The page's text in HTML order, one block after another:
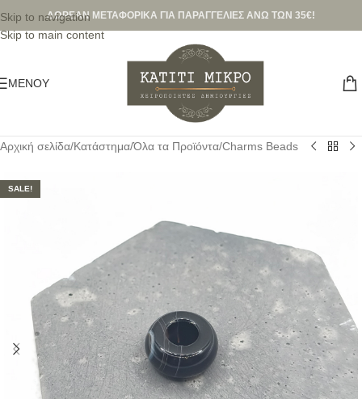
Skip to navigation
Skip to main content
ΔΩΡΕΑΝ ΜΕΤΑΦΟΡΙΚΑ ΓΙΑ ΠΑΡΑΓΓΕΛΙΕΣ ΑΝΩ ΤΩΝ 35€!
ΜΕΝΟΎ
Αρχική σελίδα/Κατάστημα/Όλα τα Προϊόντα/Charms Beads
SALE!